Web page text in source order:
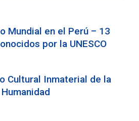
Mundial en el Perú – 13
por la UNESCO
Cultural Inmaterial de la
Humanidad